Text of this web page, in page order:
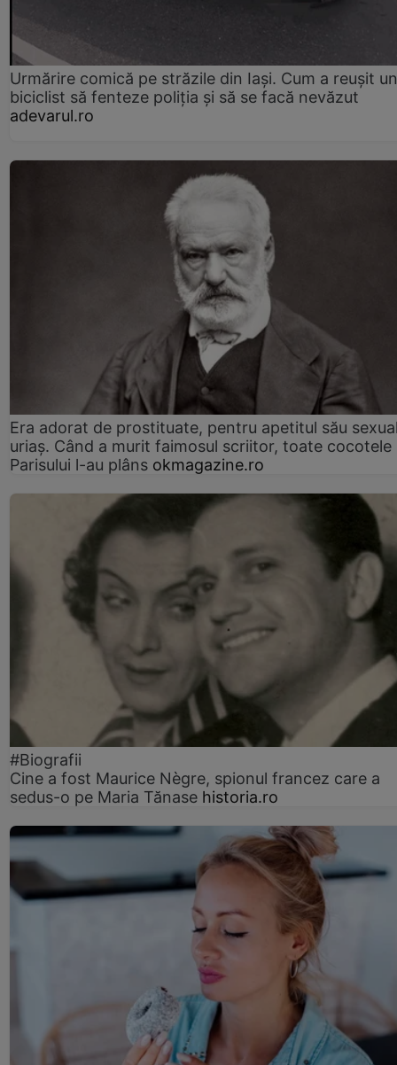
Urmărire comică pe străzile din Iași. Cum a reușit un
biciclist să fenteze poliția și să se facă nevăzut
adevarul.ro
Era adorat de prostituate, pentru apetitul său
uriaș. Când a murit faimosul scriitor, toate cocotele
Parisului l-au plâns okmagazine.ro
#Biografii
Cine a fost Maurice Nègre, spionul francez care a
sedus-o pe Maria Tănase historia.ro